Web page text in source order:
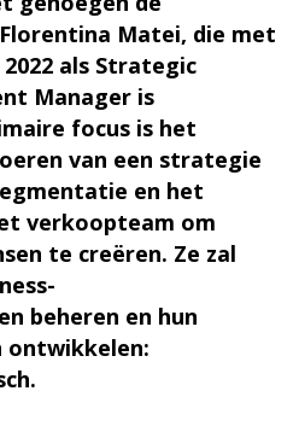
Matei, die met
als Strategic
Manager is
focus is het
van een strategie
en het
verkoopteam om
te creëren. Ze zal
beheren en hun
ontwikkelen: